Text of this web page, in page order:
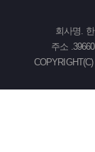
회사명.
주소